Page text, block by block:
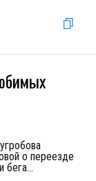
о переезде
бега...